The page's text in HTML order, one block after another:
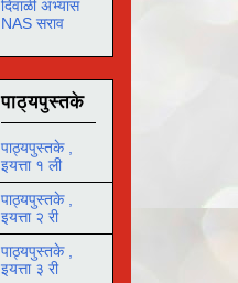
दिवाळी अभ्यास
NAS सराव
पाठ्यपुस्तके
पाठ्यपुस्तके ,
इयत्ता १ ली
पाठ्यपुस्तके ,
इयत्ता २ री
पाठ्यपुस्तके ,
इयत्ता ३ री